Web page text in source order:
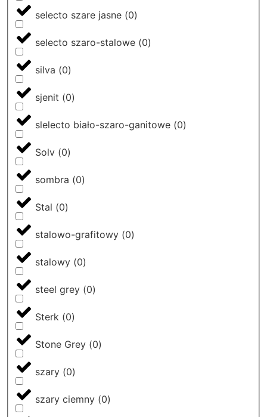
selecto szare jasne (0)
selecto szaro-stalowe (0)
silva (0)
sjenit (0)
slelecto biało-szaro-ganitowe (0)
Solv (0)
sombra (0)
Stal (0)
stalowo-grafitowy (0)
stalowy (0)
steel grey (0)
Sterk (0)
Stone Grey (0)
szary (0)
szary ciemny (0)